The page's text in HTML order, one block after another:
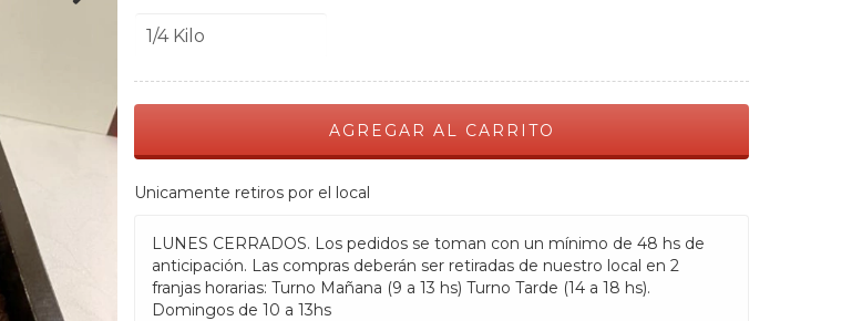
Unicamente retiros por el local
LUNES CERRADOS. Los pedidos se toman con un mínimo de 48 hs de
anticipación. Las compras deberán ser retiradas de nuestro local en 2
franjas horarias: Turno Mañana (9 a 13 hs) Turno Tarde (14 a 18 hs).
Domingos de 10 a 13hs